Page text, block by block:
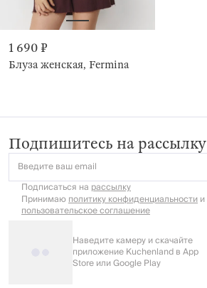
1 690 ₽
Блуза женская, Fermina
Подпишитесь на рассылку
Введите ваш email
Подписаться на рассылку
Принимаюполитику конфиденциальностии
пользовательское соглашение
Наведите камеру и скачайте
приложение Kuchenland в App
Store или Google Play